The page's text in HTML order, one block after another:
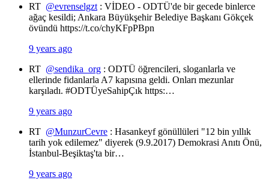
RT @evrenselgzt : VİDEO - ODTÜ'de bir gecede binlerce
ağaç kesildi; Ankara Büyükşehir Belediye Başkanı Gökçek
övündü https://t.co/chyKFpPBpn
9 years ago
RT @sendika_org : ODTÜ öğrencileri, sloganlarla ve
ellerinde fidanlarla A7 kapısına geldi. Onları mezunlar
karşıladı. #ODTÜyeSahipÇık https:…
9 years ago
RT @MunzurCevre : Hasankeyf gönüllüleri "12 bin yıllık
tarih yok edilemez" diyerek (9.9.2017) Demokrasi Anıtı Önü,
İstanbul-Beşiktaş'ta bir…
9 years ago